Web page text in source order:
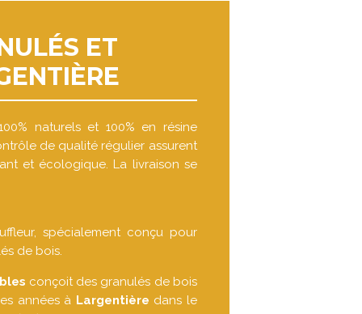
ET
naturels et 100% en résine
de qualité régulier assurent
et écologique. La livraison se
spécialement conçu pour
de bois.
conçoit des granulés de bois
années à Largentière dans le